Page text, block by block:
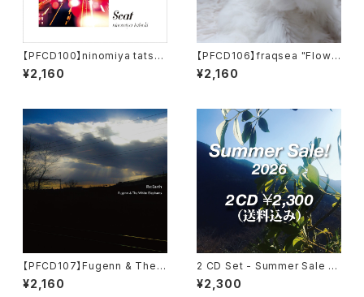
【PFCD100】ninomiya tatsuk
i "scat" CD
¥2,160
【PFCD106】fraqsea "Flowin
g Ice Prism" CD
¥2,160
【PFCD107】Fugenn & The
White Elephants "Re:Earth"
CD
¥2,160
2 CD Set - Summer Sale 2
026
¥2,300